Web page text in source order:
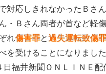
対応しきれなかったＢさ
・Ｂさん両者が首など軽
れ傷害罪と過失運転致傷罪
を受けることになりました
日福井新聞ＯＮＬＩＮＥ